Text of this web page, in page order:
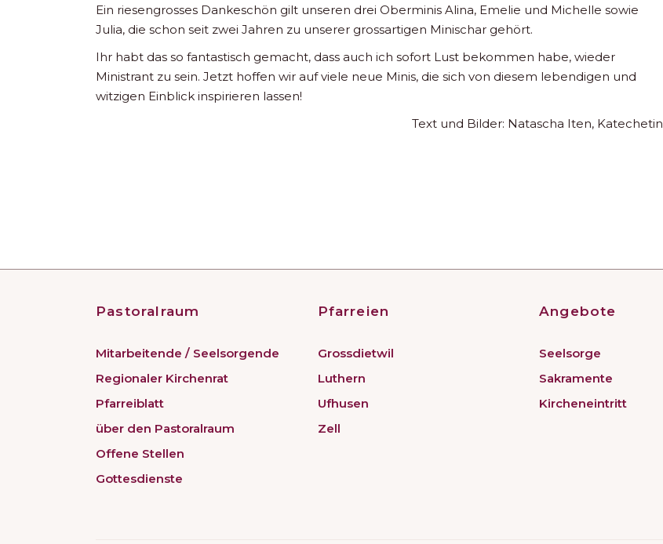
Ein riesengrosses Dankeschön gilt unseren drei Oberminis Alina, Emelie und Michelle sowie
Julia, die schon seit zwei Jahren zu unserer grossartigen Minischar gehört.
Ihr habt das so fantastisch gemacht, dass auch ich sofort Lust bekommen habe, wieder
Ministrant zu sein. Jetzt hoffen wir auf viele neue Minis, die sich von diesem lebendigen und
witzigen Einblick inspirieren lassen!
Text und Bilder: Natascha Iten, Katechetin
Pastoralraum
Mitarbeitende / Seelsorgende
Regionaler Kirchenrat
Pfarreiblatt
über den Pastoralraum
Offene Stellen
Gottesdienste
Pfarreien
Grossdietwil
Luthern
Ufhusen
Zell
Angebote
Seelsorge
Sakramente
Kircheneintritt